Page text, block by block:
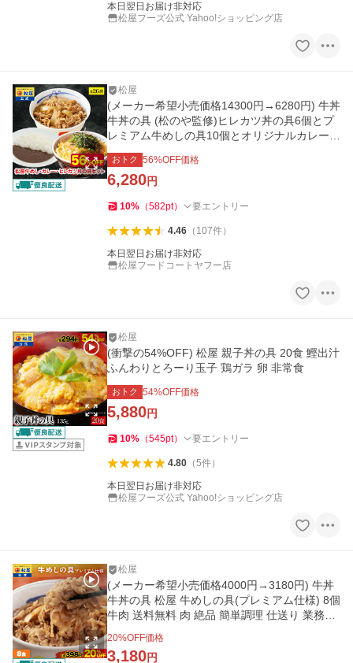
本日翌日お届け非対応
松屋フーズ公式 Yahoo!ショッピング店
松屋
(メーカー希望小売価格14300円→6280円) 牛丼
牛丼の具 (松のや監修)ヒレカツ丼の具6個とプ
レミアム牛めしの具10個とオリジナルカレー1
0個セット 松屋 まつや
おトク 56%OFF価格
6,280円
10% （582pt） 要エントリー
4.46（ 107件）
本日翌日お届け非対応
松屋フードコートヤフー店
松屋
(衝撃の54%OFF) 松屋 親子丼の具 20食 鰹出汁
ふんわりとろーり玉子 鶏ガラ 卵 非常食
おトク 54%OFF価格
5,880円
10% （545pt） 要エントリー
4.80（5件）
本日翌日お届け非対応
松屋フーズ公式 Yahoo!ショッピング店
松屋
(メーカー希望小売価格4000円→3180円) 牛丼
牛丼の具 松屋 牛めしの具(プレミアム仕様) 8個
牛肉 送料無料 肉 絶品 簡単調理 仕送り 業務用
20%OFF価格
3,180円